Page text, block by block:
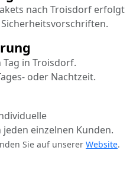
nach Troisdorf erfolgt
in Troisdorf.
oder Nachtzeit.
einzelnen Kunden.
Sie auf unserer Website.